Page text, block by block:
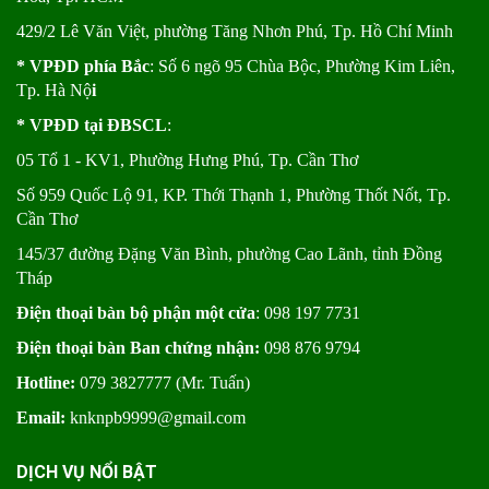
429/2 Lê Văn Việt, phường Tăng Nhơn Phú, Tp. Hồ Chí Minh
* VPĐD phía Bắc: Số 6 ngõ 95 Chùa Bộc, Phường Kim Liên,
Tp. Hà Nội
* VPĐD tại ĐBSCL:
05 Tổ 1 - KV1, Phường Hưng Phú, Tp. Cần Thơ
Số 959 Quốc Lộ 91, KP. Thới Thạnh 1, Phường Thốt Nốt, Tp.
Cần Thơ
145/37 đường Đặng Văn Bình, phường Cao Lãnh, tỉnh Đồng
Tháp
Điện thoại bàn bộ phận một cửa: 098 197 7731
Điện thoại bàn Ban chứng nhận: 098 876 9794
Hotline: 079 3827777 (Mr. Tuấn)
Email: knknpb9999@gmail.com
DỊCH VỤ NỔI BẬT